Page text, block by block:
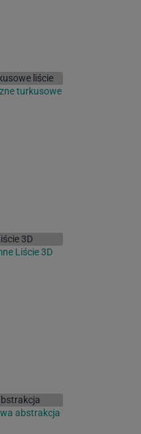
turkusowe
Liście 3D
abstrakcja